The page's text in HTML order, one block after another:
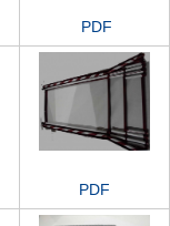
PDF
PDF